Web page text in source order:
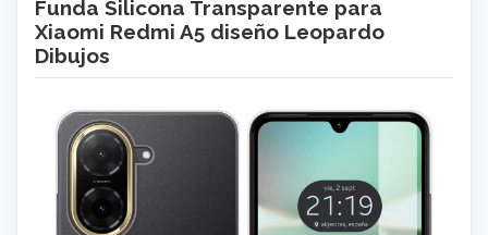
Funda Silicona Transparente para
Xiaomi Redmi A5 diseño Leopardo
Dibujos